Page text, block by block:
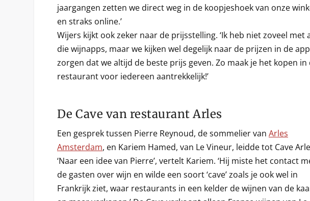
jaargangen zetten we direct weg in de koopjeshoek van onze
en straks online.’
Wijers kijkt ook zeker naar de prijsstelling. ‘Ik heb niet zoveel met
die wijnapps, maar we kijken wel degelijk naar de prijzen in de
zorgen dat we altijd de beste prijs geven. Zo maak je het kopen in
restaurant voor iedereen aantrekkelijk!’
De Cave van restaurant Arles
Een gesprek tussen Pierre Reynoud, de sommelier van Arles
Amsterdam, en Kariem Hamed, van Le Vineur, leidde tot Cave
‘Naar een idee van Pierre’, vertelt Kariem. ‘Hij miste het contact
de gasten over wijn en wilde een soort ‘cave’ zoals je ook wel in
Frankrijk ziet, waar restaurants in een kelder de wijnen van de